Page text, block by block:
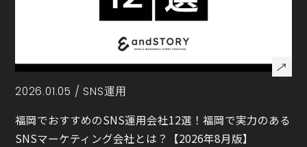
2026.01.05 / SNS運用
福岡でおすすめのSNS運用会社12選！福岡で実力のある
SNSマーケティング会社とは？【2026年8月版】